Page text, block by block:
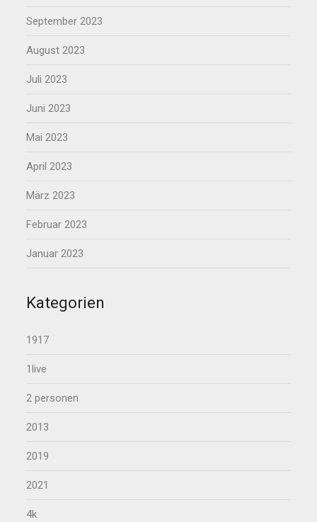
September 2023
August 2023
Juli 2023
Juni 2023
Mai 2023
April 2023
März 2023
Februar 2023
Januar 2023
Kategorien
1917
1live
2 personen
2013
2019
2021
4k